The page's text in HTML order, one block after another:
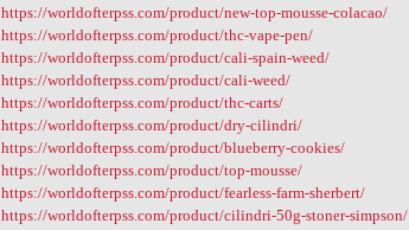
https://worldofterpss.com/product/new-top-mousse-colacao/
https://worldofterpss.com/product/thc-vape-pen/
https://worldofterpss.com/product/cali-spain-weed/
https://worldofterpss.com/product/cali-weed/
https://worldofterpss.com/product/thc-carts/
https://worldofterpss.com/product/dry-cilindri/
https://worldofterpss.com/product/blueberry-cookies/
https://worldofterpss.com/product/top-mousse/
https://worldofterpss.com/product/fearless-farm-sherbert/
https://worldofterpss.com/product/cilindri-50g-stoner-simpson/